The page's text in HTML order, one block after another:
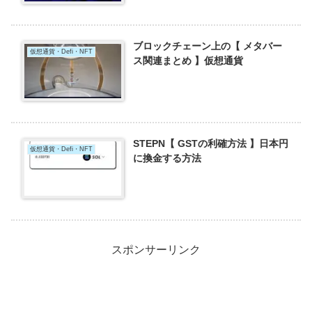
仮想通貨・Defi・NFT
ブロックチェーン上の【 メタバー
ス関連まとめ 】仮想通貨
仮想通貨・Defi・NFT
STEPN【 GSTの利確方法 】日本円
に換金する方法
スポンサーリンク